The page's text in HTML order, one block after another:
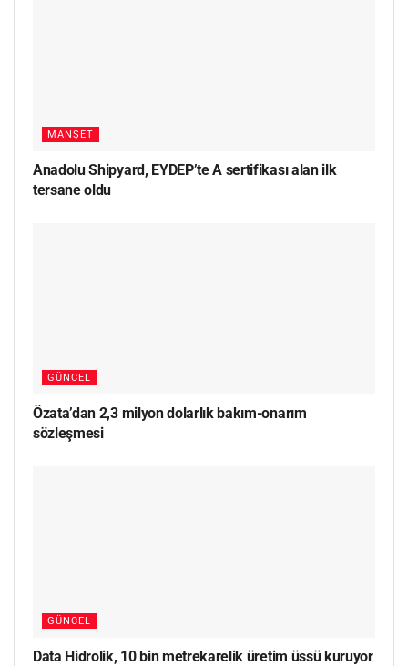
MANŞET
Anadolu Shipyard, EYDEP’te A sertifikası alan ilk
tersane oldu
GÜNCEL
Özata’dan 2,3 milyon dolarlık bakım-onarım
sözleşmesi
GÜNCEL
Data Hidrolik, 10 bin metrekarelik üretim üssü kuruyor